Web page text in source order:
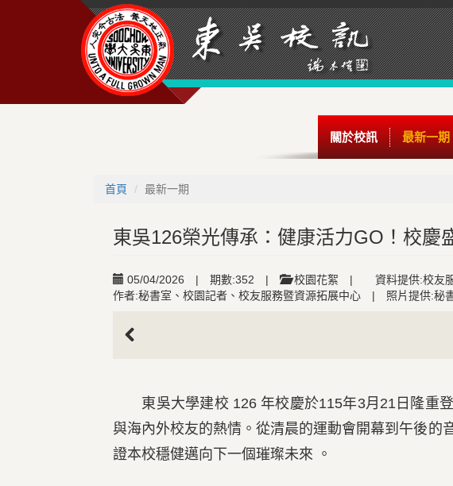
關於校訊 最新一期
首頁 最新一期
東吳126榮光傳承：健康活力GO！校慶
05/04/2026 | 期數:352 | 校園花絮 | 資料提供:校友
作者:秘書室、校園記者、校友服務暨資源拓展中心
| 照片提供:秘
東吳大學建校 126 年校慶於115年3月21日隆重
與海內外校友的熱情。從清晨的運動會開幕到午後的
證本校穩健邁向下一個璀璨未來 。